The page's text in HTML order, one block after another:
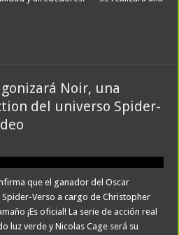
Noir, una
del universo Spider-
que el ganador del Oscar
Verso a cargo de Christopher
¡Es oficial! La serie de acción real
luz verde y Nicolas Cage será su